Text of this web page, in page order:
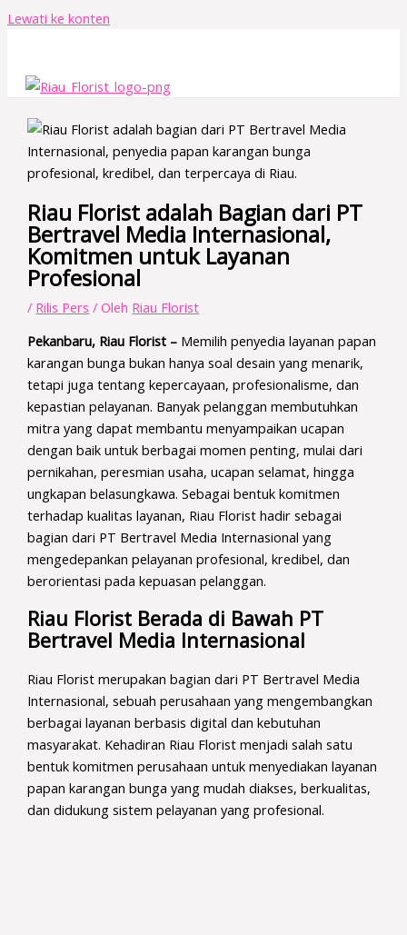
Lewati ke konten
Riau Florist adalah Bagian dari PT
Bertravel Media Internasional,
Komitmen untuk Layanan
Profesional
/ Rilis Pers / Oleh Riau Florist
Pekanbaru, Riau Florist – Memilih penyedia layanan papan
karangan bunga bukan hanya soal desain yang menarik,
tetapi juga tentang kepercayaan, profesionalisme, dan
kepastian pelayanan. Banyak pelanggan membutuhkan
mitra yang dapat membantu menyampaikan ucapan
dengan baik untuk berbagai momen penting, mulai dari
pernikahan, peresmian usaha, ucapan selamat, hingga
ungkapan belasungkawa. Sebagai bentuk komitmen
terhadap kualitas layanan, Riau Florist hadir sebagai
bagian dari PT Bertravel Media Internasional yang
mengedepankan pelayanan profesional, kredibel, dan
berorientasi pada kepuasan pelanggan.
Riau Florist Berada di Bawah PT
Bertravel Media Internasional
Riau Florist merupakan bagian dari PT Bertravel Media
Internasional, sebuah perusahaan yang mengembangkan
berbagai layanan berbasis digital dan kebutuhan
masyarakat. Kehadiran Riau Florist menjadi salah satu
bentuk komitmen perusahaan untuk menyediakan layanan
papan karangan bunga yang mudah diakses, berkualitas,
dan didukung sistem pelayanan yang profesional.